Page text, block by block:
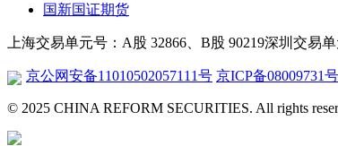
国新国证期货
上海交易单元号：A股 32866、B股 90219深圳交易单
京公网安备11010502057111号 京ICP备08009731
© 2025 CHINA REFORM SECURITIES. All rights